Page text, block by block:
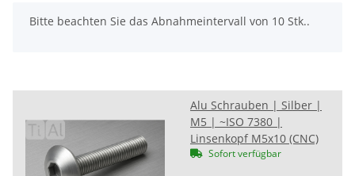
x
Bitte beachten Sie das Abnahmeintervall von 10 Stk..
Alu Schrauben | Silber |
M5 | ~ISO 7380 |
Linsenkopf M5x10 (CNC)
Sofort verfügbar